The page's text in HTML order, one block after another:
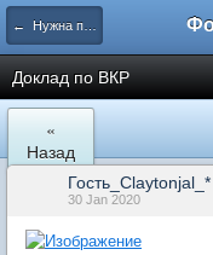
← Нужна помощь
Доклад по ВКР
«
Назад
Гость_Claytonjal_*
30 Jan 2020